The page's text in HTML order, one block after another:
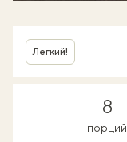
Легкий!
8
порций